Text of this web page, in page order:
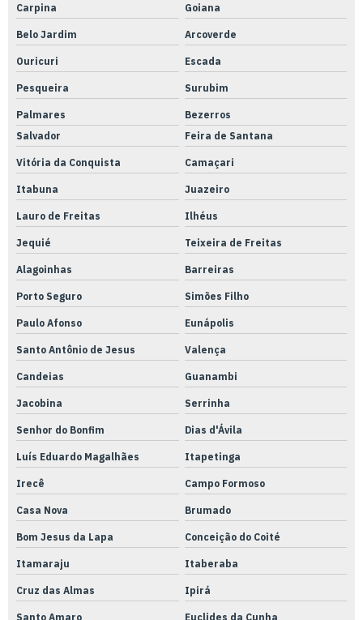
Usinagem torno cnc
Válvulas e conexões hidráulicas e pneumáticas
Válvulas solenóides pneumáticas
Carpina Goiana
Belo Jardim Arcoverde
Ouricuri Escada
Pesqueira Surubim
Palmares
Bezerros
Salvador
Feira de Santana
Vitória da Conquista Camaçari
Itabuna Juazeiro
Lauro de Freitas Ilhéus
Jequié Teixeira de Freitas
Alagoinhas Barreiras
Porto Seguro Simões Filho
Paulo Afonso Eunápolis
Santo Antônio de Jesus Valença
Candeias Guanambi
Jacobina Serrinha
Senhor do Bonfim Dias d'Ávila
Luís Eduardo Magalhães Itapetinga
Irecê Campo Formoso
Casa Nova Brumado
Bom Jesus da Lapa Conceição do Coité
Itamaraju Itaberaba
Cruz das Almas Ipirá
Santo Amaro
Euclides da Cunha